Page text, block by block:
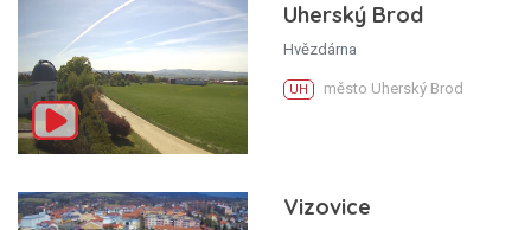
Uherský Brod
Hvězdárna
UH město Uherský Brod
Vizovice